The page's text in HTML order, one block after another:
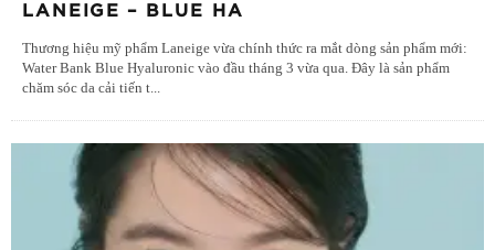
LANEIGE – BLUE HA
Thương hiệu mỹ phẩm Laneige vừa chính thức ra mắt dòng sản phẩm mới:
Water Bank Blue Hyaluronic vào đầu tháng 3 vừa qua. Đây là sản phẩm
chăm sóc da cải tiến t...